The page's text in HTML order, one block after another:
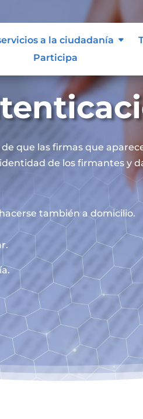
a la ciudadanía
Participa
que las firmas que
de los firmantes y
también a domicilio.